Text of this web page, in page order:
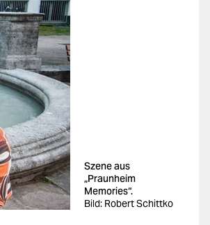
Szene aus
„Praunheim
Memories“.
Bild: Robert Schittko